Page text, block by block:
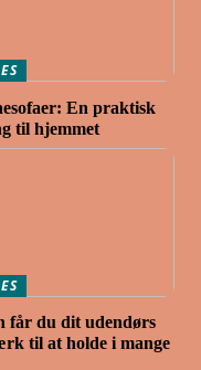
En praktisk
til hjemmet
får du dit udendørs
til at holde i mange